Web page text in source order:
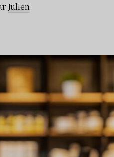
Julien